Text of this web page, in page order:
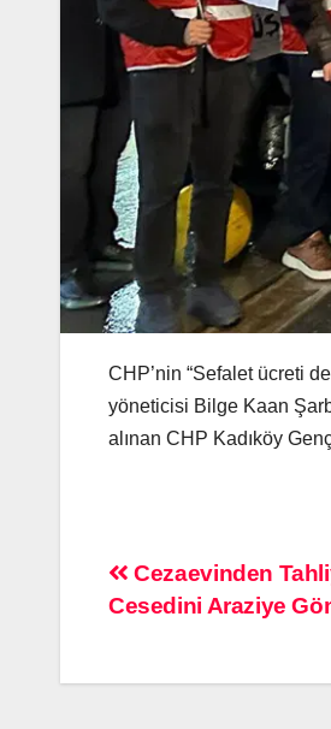
CHP’nin “Sefalet ücreti
yöneticisi Bilge Kaan
alınan CHP Kadıköy
Cezaevinden
Cesedini Araziye